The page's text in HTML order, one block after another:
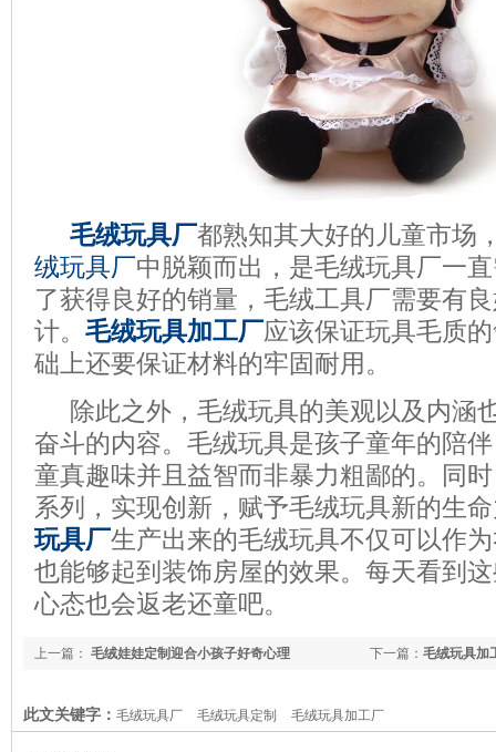
毛绒玩具厂都熟知其大好的儿童市场
绒玩具厂中脱颖而出，是毛绒玩具厂一
了获得良好的销量，毛绒工具厂需要有
计。 毛绒玩具加工厂应该保证玩具毛质
础上还要保证材料的牢固耐用。
除此之外，毛绒玩具的美观以及内涵
奋斗的内容。毛绒玩具是孩子童年的陪
童真趣味并且益智而非暴力粗鄙的。同
系列，实现创新，赋予毛绒玩具新的生
玩具厂生产出来的毛绒玩具不仅可以作
也能够起到装饰房屋的效果。每天看到
心态也会返老还童吧。
下一篇： 毛绒玩具加
上一篇： 毛绒娃娃定制迎合小孩子好奇心理
此文关键字： 毛绒玩具厂 毛绒玩具定制 毛绒玩具加工厂